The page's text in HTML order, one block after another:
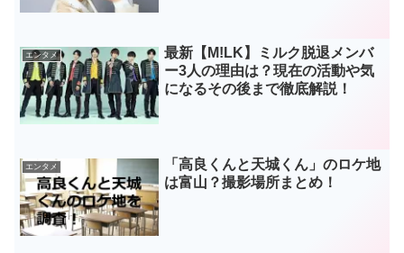
エンタメ
最新【M!LK】ミルク脱退メンバ
ー3人の理由は？現在の活動や気
になるその後まで徹底解説！
エンタメ
「高良くんと天城くん」のロケ地
は富山？撮影場所まとめ！